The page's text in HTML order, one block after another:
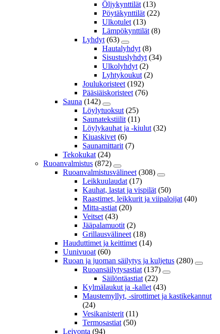
Öljykynttilät (13)
Pöytäkynttilät (22)
Ulkotulet (13)
Lämpökynttilät (8)
Lyhdyt (63)
Hautalyhdyt (8)
Sisustuslyhdyt (34)
Ulkolyhdyt (2)
Lyhtykoukut (2)
Joulukoristeet (192)
Pääsiäiskoristeet (76)
Sauna (142)
Löylytuoksut (25)
Saunatekstiilit (11)
Löylykauhat ja -kiulut (32)
Kiuaskivet (6)
Saunamittarit (7)
Tekokukat (24)
Ruoanvalmistus (872)
Ruoanvalmistusvälineet (308)
Leikkuulaudat (17)
Kauhat, lastat ja vispilät (50)
Raastimet, leikkurit ja viipaloijat (40)
Mitta-astiat (20)
Veitset (43)
Jääpalamuotit (2)
Grillausvälineet (18)
Hauduttimet ja keittimet (14)
Uunivuoat (60)
Ruoan ja juoman säilytys ja kuljetus (280)
Ruoansäilytysastiat (137)
Säilöntäastiat (22)
Kylmälaukut ja -kallet (43)
Maustemyllyt, -sirottimet ja kastikekannut
(24)
Vesikanisterit (11)
Termosastiat (50)
Leivonta (94)